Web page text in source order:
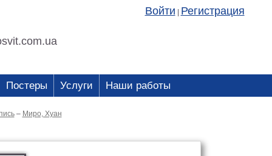
Войти Регистрация
Постеры Услуги Наши работы
– Миро, Хуан